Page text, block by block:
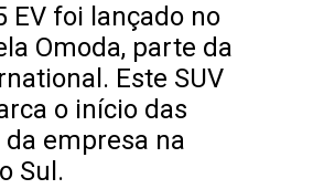
EV foi lançado no
Omoda, parte da
Este SUV
o início das
empresa na
Sul.